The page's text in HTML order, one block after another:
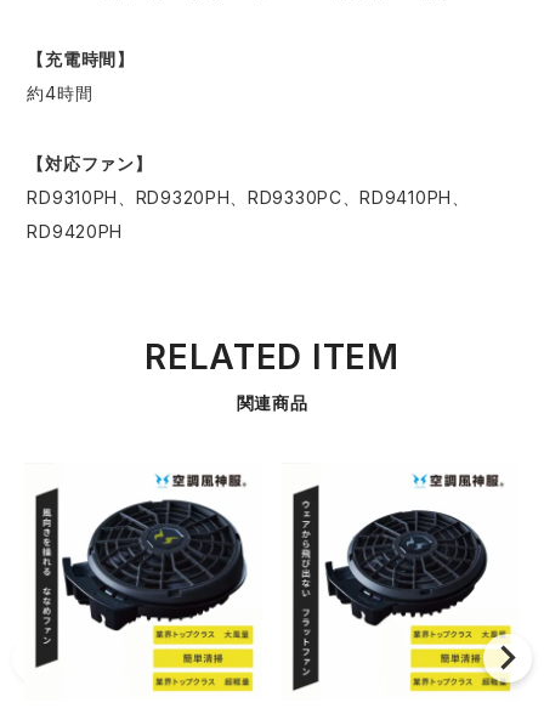
【充電時間】
約4時間
【対応ファン】
RD9310PH、RD9320PH、RD9330PC、RD9410PH、
RD9420PH
RELATED ITEM
関連商品